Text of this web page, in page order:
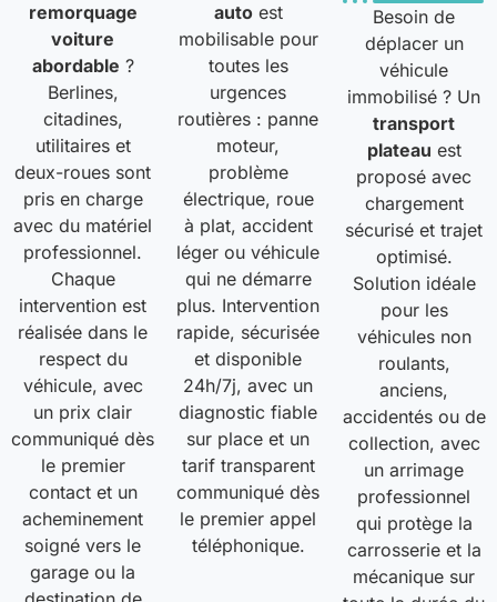
remorquage
voiture
abordable ?
Berlines,
citadines,
utilitaires et
deux-roues sont
pris en charge
avec du matériel
professionnel.
Chaque
intervention est
réalisée dans le
respect du
véhicule, avec
un prix clair
communiqué dès
le premier
contact et un
acheminement
soigné vers le
garage ou la
autoest
mobilisable pour
toutes les
urgences
routières : panne
moteur,
problème
électrique, roue
à plat, accident
léger ou véhicule
qui ne démarre
plus. Intervention
rapide, sécurisée
et disponible
24h/7j, avec un
diagnostic fiable
sur place et un
tarif transparent
communiqué dès
le premier appel
téléphonique.
Besoin de
déplacer un
véhicule
immobilisé ? Un
transport
plateau est
proposé avec
chargement
sécurisé et trajet
optimisé.
Solution idéale
pour les
véhicules non
roulants,
anciens,
accidentés ou de
collection, avec
un arrimage
professionnel
qui protège la
carrosserie et la
mécanique sur